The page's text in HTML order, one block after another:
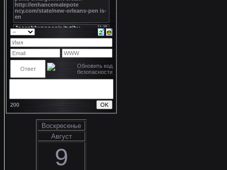
200
Воскресенье
Август
9